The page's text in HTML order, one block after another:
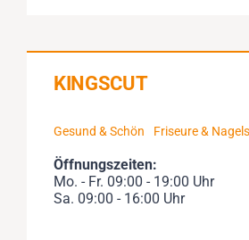
KINGSCUT
Gesund & Schön Friseure &
Öffnungszeiten:
Mo. - Fr. 09:00 - 19:00 Uhr
Sa. 09:00 - 16:00 Uhr